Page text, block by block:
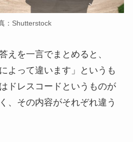
：Shutterstock
を一言でまとめると、
よって違います」というも
ドレスコードというものが
、その内容がそれぞれ違う